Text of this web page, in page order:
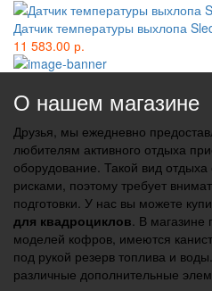
Датчик температуры выхлопа
11 583.00 р.
О нашем магазине
Друзья, мы ежедневно
любителям активного отдыха
оборудование. Такой вид
рисками, поэтому требует
подготовки. У нас вы можете
для квадроциклов. В магазине
моделей кофров, имеются
под рукой резерв топлива и
различные дополнительные